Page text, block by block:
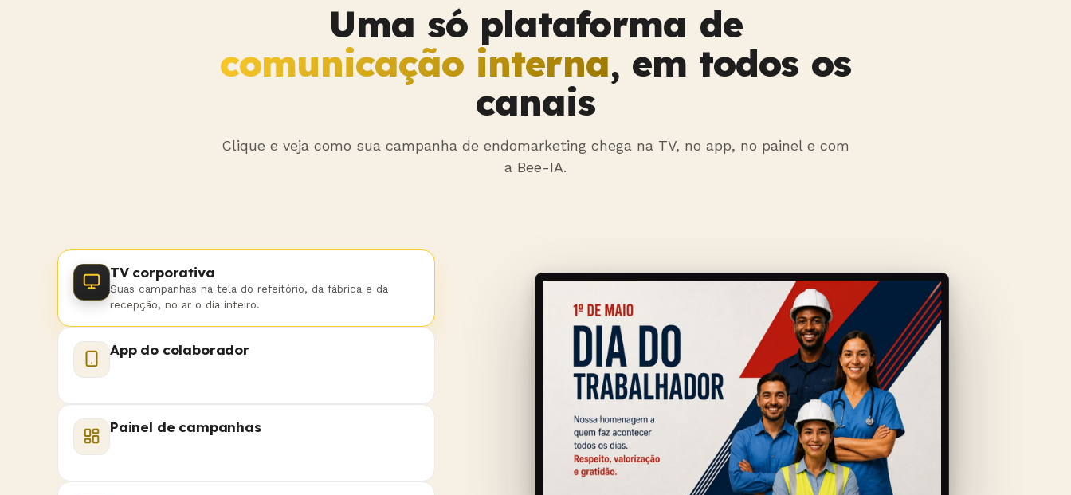
Uma só plataforma de
comunicação interna, em todos os
canais
Clique e veja como sua campanha de endomarketing chega na TV, no app, no painel e com
a Bee-IA.
TV corporativa
Suas campanhas na tela do refeitório, da fábrica e da
recepção, no ar o dia inteiro.
App do colaborador
Painel de campanhas